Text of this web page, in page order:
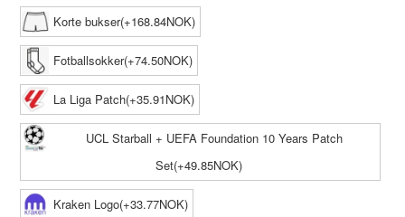
Korte bukser(+168.84NOK)
Fotballsokker(+74.50NOK)
La Liga Patch(+35.91NOK)
UCL Starball + UEFA Foundation 10 Years Patch
Set(+49.85NOK)
Kraken Logo(+33.77NOK)